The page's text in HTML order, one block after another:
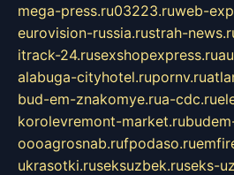
mega-press.ru03223.ruweb-
eurovision-russia.rustrah-
itrack-24.rusexshopexpress.ru
alabuga-cityhotel.rupornv.ru
bud-em-znakomye.rua-cdc.ru
korolevremont-market.ru
oooagrosnab.rufpodaso.ru
ukrasotki.ruseksuzbek.ruseks-